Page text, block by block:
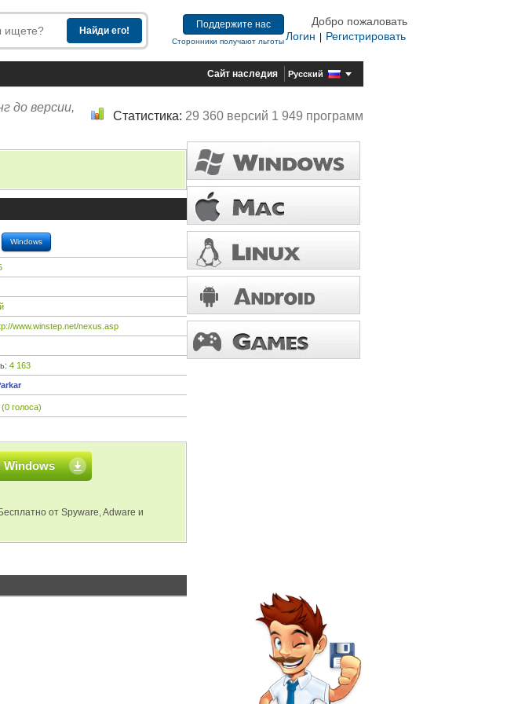
Поддержите нас
Сторонники получают льготы
Добро пожаловать
Логин
Регистрировать
Сайт наследия Русский
до версии,
Статистика: 29 360 версий 1 949 программ
Windows
www.winstep.net/nexus.asp
4 163
(0 голоса)
Windows
Бесплатно от Spyware, Adware и